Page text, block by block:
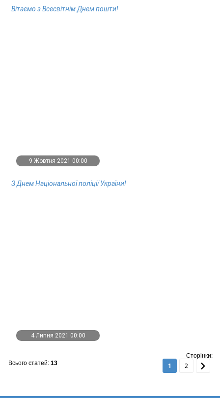
Вітаємо з Всесвітнім Днем пошти!
9 Жовтня 2021 00:00
З Днем Національної поліції України!
4 Липня 2021 00:00
Всього статей: 13
Сторінки:
1 2